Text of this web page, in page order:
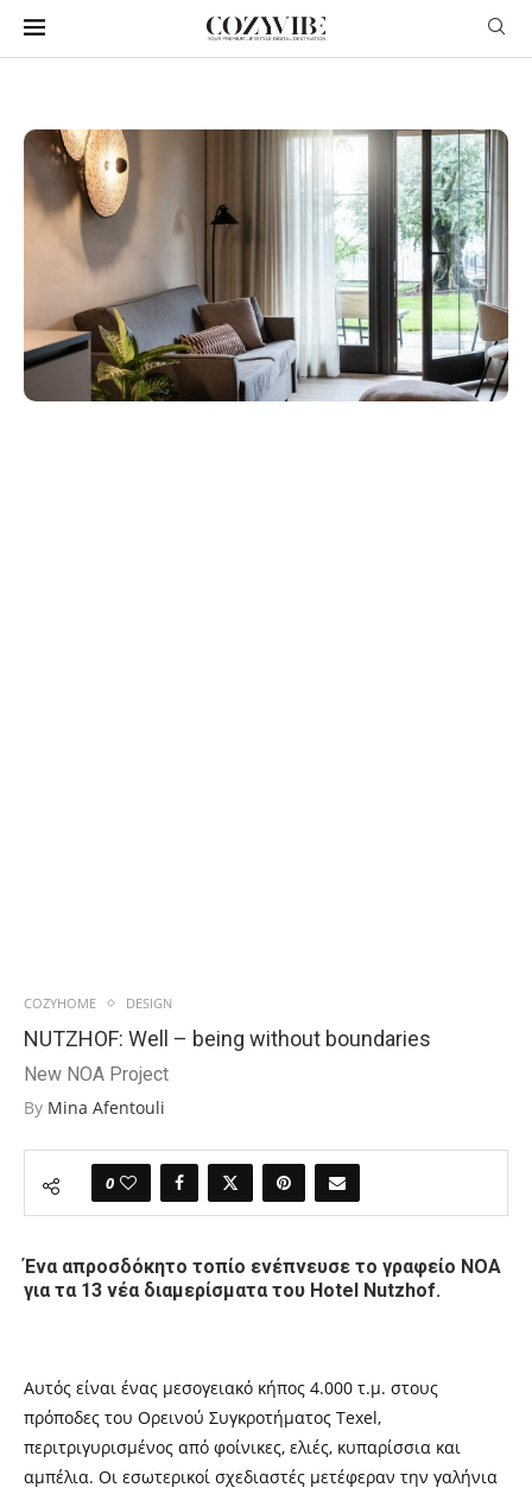
COZYHOME DESIGN
NUTZHOF: Well – being without boundaries
New NOA Project
By Mina Afentouli
0
Ένα απροσδόκητο τοπίο ενέπνευσε το γραφείο NOA
για τα 13 νέα διαμερίσματα του Hotel Nutzhof.
Αυτός είναι ένας μεσογειακό κήπος 4.000 τ.μ. στους
πρόποδες του Ορεινού Συγκροτήματος Texel,
περιτριγυρισμένος από φοίνικες, ελιές, κυπαρίσσια και
αμπέλια. Οι εσωτερικοί σχεδιαστές μετέφεραν την γαλήνια